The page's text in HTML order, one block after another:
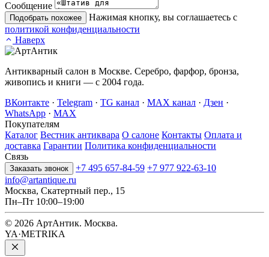
Сообщение
Подобрать похожее
Нажимая кнопку, вы соглашаетесь с
политикой конфиденциальности
Наверх
Антикварный салон в Москве. Серебро, фарфор, бронза,
живопись и книги — с 2004 года.
ВКонтакте · Telegram · TG канал · MAX канал · Дзен ·
WhatsApp · MAX
Покупателям
Каталог Вестник антиквара О салоне Контакты Оплата и
доставка Гарантии Политика конфиденциальности
Связь
Заказать звонок +7 495 657-84-59 +7 977 922-63-10
info@artantique.ru
Москва, Скатертный пер., 15
Пн–Пт 10:00–19:00
© 2026 АртАнтик. Москва.
YA·METRIKA